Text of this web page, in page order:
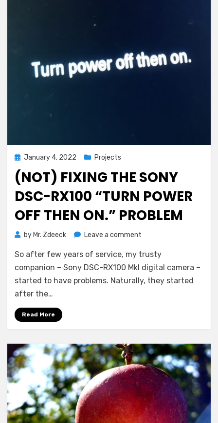
Posted
on
January 4, 2022 Projects
(NOT) FIXING THE SONY
DSC-RX100 “TURN POWER
OFF THEN ON.” PROBLEM
by Mr. Zdeeck Leave a comment
fixing
the
Sony
on.”
problem
So after few years of service, my trusty
companion – Sony DSC-RX100 MkI digital camera –
started to have problems. Naturally, they started
after the…
Read More